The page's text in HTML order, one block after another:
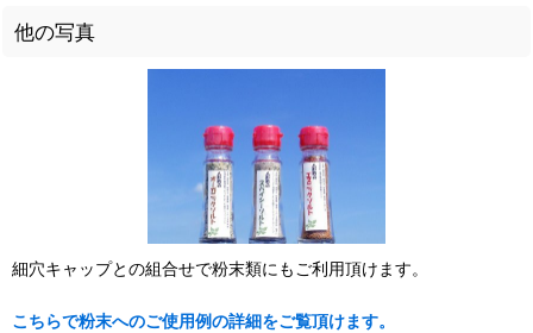
他の写真
細穴キャップとの組合せで粉末類にもご利用頂けます。
こちらで粉末へのご使用例の詳細をご覧頂けます。